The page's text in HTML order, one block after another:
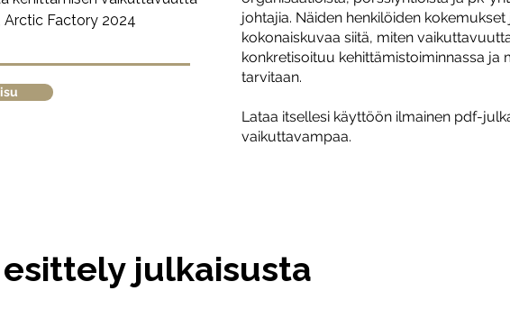
Arctic Factory 2024
johtajia. Näiden henkilöiden
kokonaiskuvaa siitä, miten
konkretisoituu kehittämistoiminnassa ja
tarvitaan.
Lataa itsellesi käyttöön ilmainen pdf-
vaikuttavampaa.
julkaisusta